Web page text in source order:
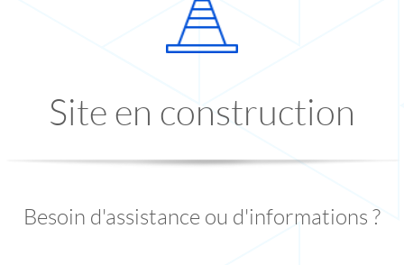
Site en construction
Besoin d'assistance ou d'informations ?